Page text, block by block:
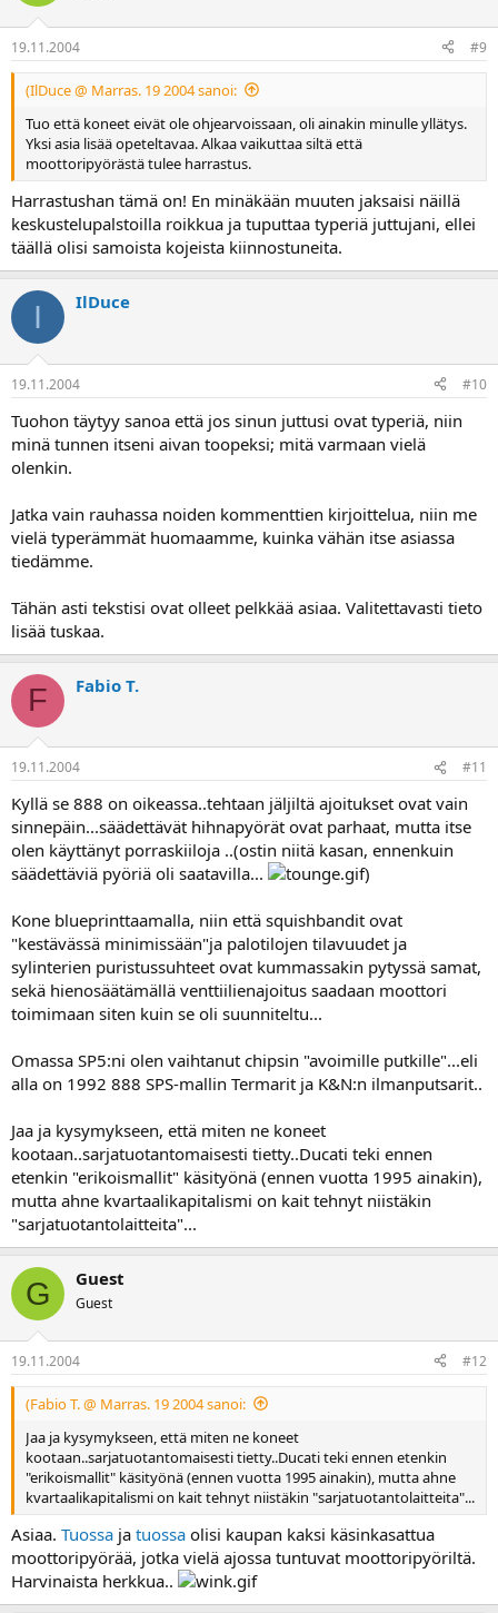
Ja kyllähän ne ajoitukset heittää japsikoneissakin. Ihmiset ei vain
tiedä sitä. Sinäkin ajelet cbr:llä, jossa nokkaketju alkaa venyttyään
rallattamaan niin, että kiristimiä joutuu vaihtamaan/modifioimaan
yhtä usein kuin Ducatiin vaihdetaan jakoremmit. Kun ketju on niin
venynyt, että se pitää ääntä, on ajoituksetkin täysin metsässä.
19.11.2004 #9
(IlDuce @ Marras. 19 2004 sanoi:
Tuo että koneet eivät ole ohjearvoissaan, oli ainakin minulle yllätys.
Yksi asia lisää opeteltavaa. Alkaa vaikuttaa siltä että
moottoripyörästä tulee harrastus.
Harrastushan tämä on! En minäkään muuten jaksaisi näillä
keskustelupalstoilla roikkua ja tuputtaa typeriä juttujani, ellei
täällä olisi samoista kojeista kiinnostuneita.
I IlDuce
19.11.2004 #10
Tuohon täytyy sanoa että jos sinun juttusi ovat typeriä, niin
minä tunnen itseni aivan toopeksi; mitä varmaan vielä
olenkin.
Jatka vain rauhassa noiden kommenttien kirjoittelua, niin me
vielä typerämmät huomaamme, kuinka vähän itse asiassa
tiedämme.
Tähän asti tekstisi ovat olleet pelkkää asiaa. Valitettavasti tieto
lisää tuskaa.
F Fabio T.
19.11.2004 #11
Kyllä se 888 on oikeassa..tehtaan jäljiltä ajoitukset ovat vain
sinnepäin...säädettävät hihnapyörät ovat parhaat, mutta itse
olen käyttänyt porraskiiloja ..(ostin niitä kasan, ennenkuin
säädettäviä pyöriä oli saatavilla...
)
Kone blueprinttaamalla, niin että squishbandit ovat
"kestävässä minimissään"ja palotilojen tilavuudet ja
sylinterien puristussuhteet ovat kummassakin pytyssä samat,
sekä hienosäätämällä venttiilienajoitus saadaan moottori
toimimaan siten kuin se oli suunniteltu...
Omassa SP5:ni olen vaihtanut chipsin "avoimille putkille"...eli
alla on 1992 888 SPS-mallin Termarit ja K&N:n ilmanputsarit..
Jaa ja kysymykseen, että miten ne koneet
kootaan..sarjatuotantomaisesti tietty..Ducati teki ennen
etenkin "erikoismallit" käsityönä (ennen vuotta 1995 ainakin),
mutta ahne kvartaalikapitalismi on kait tehnyt niistäkin
"sarjatuotantolaitteita"...
G Guest
Guest
19.11.2004 #12
(Fabio T. @ Marras. 19 2004 sanoi:
Jaa ja kysymykseen, että miten ne koneet
kootaan..sarjatuotantomaisesti tietty..Ducati teki ennen etenkin
"erikoismallit" käsityönä (ennen vuotta 1995 ainakin), mutta ahne
kvartaalikapitalismi on kait tehnyt niistäkin "sarjatuotantolaitteita"...
Asiaa. Tuossa ja tuossa olisi kaupan kaksi käsinkasattua
moottoripyörää, jotka vielä ajossa tuntuvat moottoripyöriltä.
Harvinaista herkkua..